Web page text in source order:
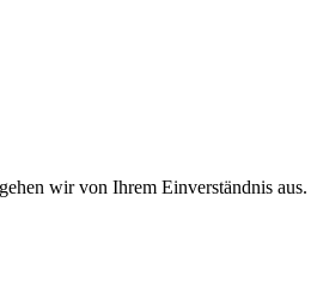
wir von Ihrem Einverständnis aus.